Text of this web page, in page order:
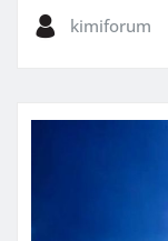
kimiforum